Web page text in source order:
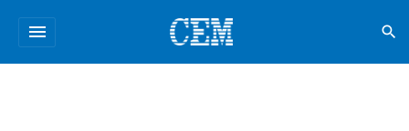
menu search